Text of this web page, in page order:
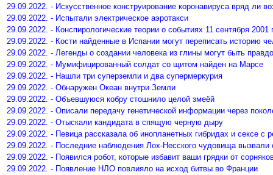
29.09.2022. - Искусственное конструирование коронавируса вряд ли
29.09.2022. - Испытали электрическое аэротакси
29.09.2022. - Конспирологические теории о событиях 11 сентября 2001
29.09.2022. - Кости найденные в Испании могут переписать историю
29.09.2022. - Легенды о создании человека из глины могут быть
29.09.2022. - Мумифицированный солдат со щитом найден на Марсе
29.09.2022. - Нашли три суперземли и два супермеркурия
29.09.2022. - Обнаружен Океан внутри Земли
29.09.2022. - Объевшуюся кобру стошнило целой змеёй
29.09.2022. - Описали передачу генетической информации через
29.09.2022. - Отыскали кандидата в спящую черную дыру
29.09.2022. - Певица рассказала об инопланетных гибридах и сексе с
29.09.2022. - Последние наблюдения Лох-Несского чудовища вызвали
29.09.2022. - Появился робот, которые избавит ваши грядки от
29.09.2022. - Появление НЛО повлияло на исход битвы во Франции